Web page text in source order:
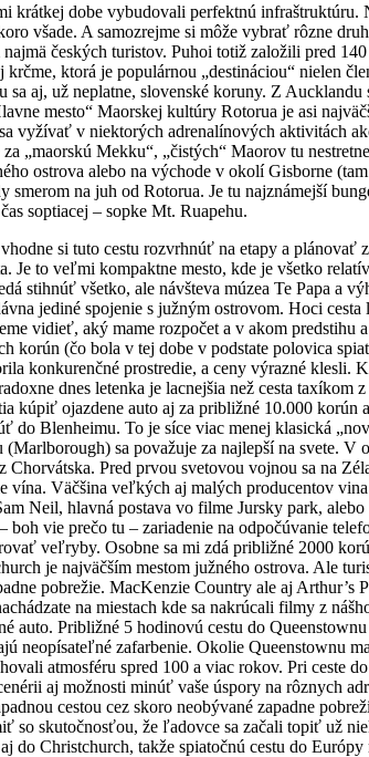
dobe vybudovali perfektnú infraštruktúru.
všade. A samozrejme si môže vybrať rôzne
českých turistov. Puhoi totiž založili pred
ktorá je populárnou „destináciou“ nielen
aj, už neplatne, slovenské koruny. Z
mesto“ Maorskej kultúry Rotorua je asi
vyžívať v niektorých adrenalínových aktivitách
„maorskú Mekku“, „čistých“ Maorov tu
ostrova alebo na východe v okolí Gisborne
smerom na juh od Rotorua. Je tu najznámejší
soptiacej – sopke Mt. Ruapehu.
si tuto cestu rozvrhnúť na etapy a
to veľmi kompaktne mesto, kde je všetko
stihnúť všetko, ale návšteva múzea Te Papa
jediné spojenie s južným ostrovom. Hoci
vidieť, aký mame rozpočet a v akom
korún (čo bola v tej dobe v podstate polovica
konkurenčné prostredie, a ceny výrazné
dnes letenka je lacnejšia než cesta taxíkom
kúpiť ojazdene auto aj za približné 10.000
Blenheimu. To je síce viac menej klasická
sa považuje za najlepší na svete.
Pred prvou svetovou vojnou sa na
Väčšina veľkých aj malých producentov
Neil, hlavná postava vo filme Jursky park,
vie prečo tu – zariadenie na odpočúvanie
veľryby. Osobne sa mi zdá približné 2000
je najväčším mestom južného ostrova. Ale
pobrežie. MacKenzie Country ale aj Arthur’s
na miestach kde sa nakrúcali filmy z
auto. Približné 5 hodinovú cestu do
zafarbenie. Okolie Queenstownu
atmosféru spred 100 a viac rokov. Pri ceste
aj možnosti minúť vaše úspory na rôznych
cestou cez skoro neobývané zapadne
skutočnosťou, že ľadovce sa začali topiť už
do Christchurch, takže spiatočnú cestu do